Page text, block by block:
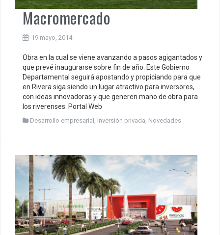
Macromercado
19 mayo, 2014
Obra en la cual se viene avanzando a pasos agigantados y
que prevé inaugurarse sobre fin de año. Este Gobierno
Departamental seguirá apostando y propiciando para que
en Rivera siga siendo un lugar atractivo para inversores,
con ideas innovadoras y que generen mano de obra para
los riverenses. Portal Web
Desarrollo empresarial Inversión privada Novedades